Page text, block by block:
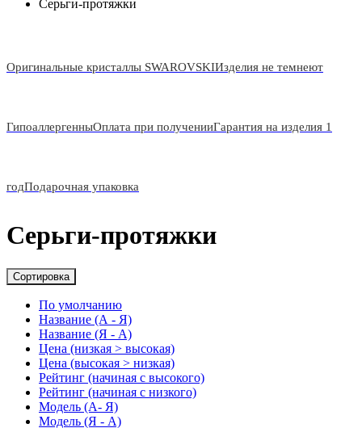
Серьги-протяжки
Оригинальные кристаллы SWAROVSKIИзделия не темнеют
ГипоаллергенныОплата при полученииГарантия на изделия 1
годПодарочная упаковка
Серьги-протяжки
Сортировка
По умолчанию
Название (А - Я)
Название (Я - А)
Цена (низкая > высокая)
Цена (высокая > низкая)
Рейтинг (начиная с высокого)
Рейтинг (начиная с низкого)
Модель (А- Я)
Модель (Я - А)